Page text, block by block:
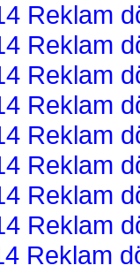
Reklam
Reklam
Reklam
Reklam
Reklam
Reklam
Reklam
Reklam
Reklam